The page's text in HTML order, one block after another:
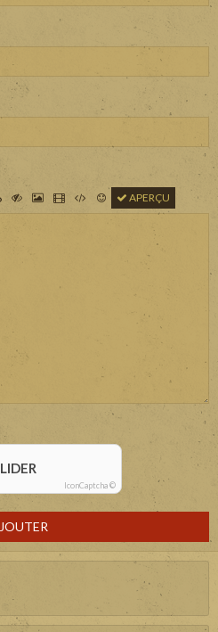
APERÇU
IconCaptcha ©